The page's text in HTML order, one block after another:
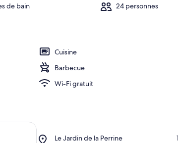
de bain 24 personnes
Cuisine
Barbecue
Wi-Fi gratuit
Le Jardin de la Perrine
Place,